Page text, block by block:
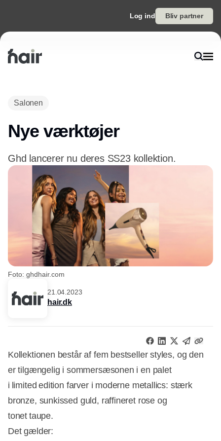
Log ind Bliv partner
Salonen
Nye værktøjer
Ghd lancerer nu deres SS23 kollektion.
Foto: ghdhair.com
21.04.2023
hair.dk
Kollektionen består af fem bestseller styles, og den
er tilgængelig i sommersæsonen i en palet
i limited edition farver i moderne metallics: stærk
bronze, sunkissed guld, raffineret rose og
tonet taupe.
Det gælder: